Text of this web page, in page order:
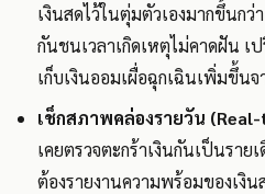
เงินสดไว้ในตุ่มตัวเองมากขึ้นก
กันชนเวลาเกิดเหตุไม่คาดฝัน เ
เก็บเงินออมเผื่อฉุกเฉินเพิ่มขึ้นจ
เช็กสภาพคล่องรายวัน
เคยตรวจตะกร้าเงินกันเป็นรา
ต้องรายงานความพร้อมของเงิ